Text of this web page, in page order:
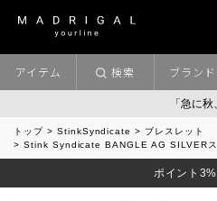
「急に秋、着るも
アイテム 検索 ブランド
トップ StinkSyndicate
ブレスレット
Stink Syndicate BANGLE AG SILVERス
ポイント